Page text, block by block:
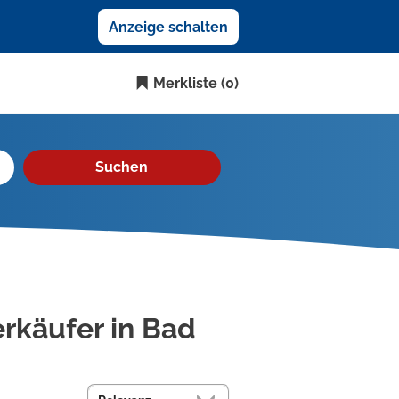
Anzeige schalten
Merkliste (0)
Suchen
in Bad